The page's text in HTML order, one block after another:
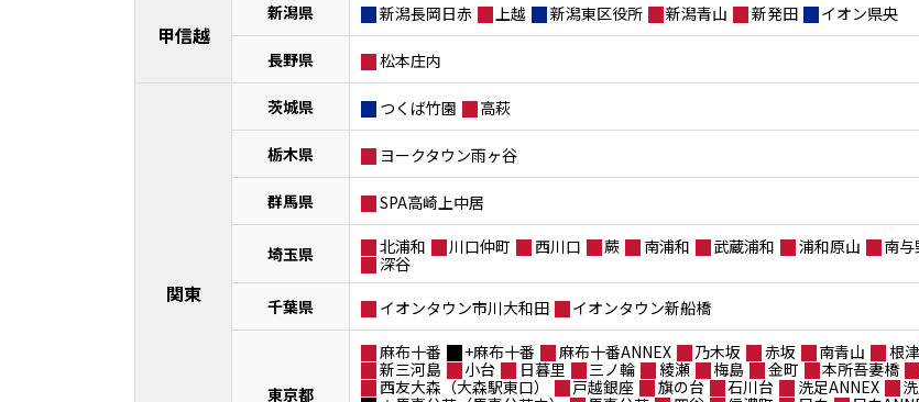
甲信越
新潟県 新潟長岡日赤 上越 新潟東区役所 新潟青山 新発田 イオン県央
長野県 松本庄内
関東
茨城県 つくば竹園 高萩
栃木県 ヨークタウン雨ヶ谷
群馬県 SPA高崎上中居
埼玉県 北浦和 川口仲町 西川口 蕨 南浦和 武蔵浦和 浦和原山 南与
深谷
千葉県
イオンタウン市川大和田 イオンタウン新船橋
東京都
麻布十番 +麻布十番 麻布十番ANNEX 乃木坂 赤坂 南青山 根津
新三河島
小台 日暮里 三ノ輪 綾瀬 梅島 金町 本所吾妻橋
西友大森（大森駅東口）
戸越銀座 旗の台 石川台 洗足ANNEX